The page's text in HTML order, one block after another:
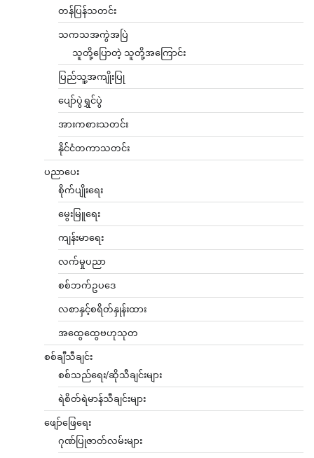
တန်ပြန်သတင်း
သကသအကွဲအပြဲ
သူတို့ပြောတဲ့ သူတို့အကြောင်း
ပြည်သူ့အကျိုးပြု
ပျော်ပွဲရွှင်ပွဲ
အားကစားသတင်း
နိုင်ငံတကာသတင်း
ပညာပေး
စိုက်ပျိုးရေး
မွေးမြူရေး
ကျန်းမာရေး
လက်မှုပညာ
စစ်ဘက်ဥပဒေ
လစာနှင့်စရိတ်နှုန်းထား
အထွေထွေဗဟုသုတ
စစ်ချီသီချင်း
စစ်သည်ရေး/ဆိုသီချင်းများ
ရဲစိတ်ရဲမာန်သီချင်းများ
ဖျော်ဖြေရေး
ဂုဏ်ပြုဇာတ်လမ်းများ